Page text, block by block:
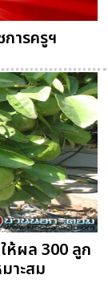
ารครูฯ
ห้ผล 300 ลูก
าะสม